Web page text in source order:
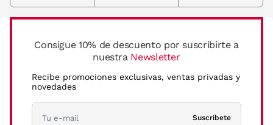
Consigue 10% de descuento por suscribirte a
nuestra Newsletter
Recibe promociones exclusivas, ventas privadas y
novedades
Suscríbete